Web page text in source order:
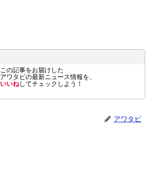
この記事をお届けした
アワタビの最新ニュース情報を、
いいねしてチェックしよう！
アワタビ